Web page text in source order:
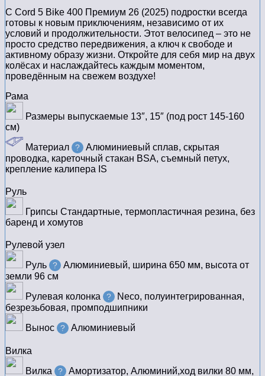
С Cord 5 Bike 400 Премиум 26 (2025) подростки всегда
готовы к новым приключениям, независимо от их
условий и продолжительности. Этот велосипед – это не
просто средство передвижения, а ключ к свободе и
активному образу жизни. Откройте для себя мир на двух
колёсах и наслаждайтесь каждым моментом,
проведённым на свежем воздухе!
Рама
Размеры выпускаемые 13″, 15″ (под рост 145-160
см)
Материал
?
Алюминиевый сплав, скрытая
проводка, кареточный стакан BSA, съемный петух,
крепление калипера IS
Руль
Грипсы Стандартные, термопластичная резина, без
баренд и хомутов
Рулевой узел
Руль
?
Алюминиевый, ширина 650 мм, высота от
земли 96 см
Рулевая колонка
?
Neco, полуинтегрированная,
безрезьбовая, промподшипники
Вынос
? Алюминиевый
Вилка
Вилка
?
Амортизатор, Алюминий,ход вилки 80 мм,